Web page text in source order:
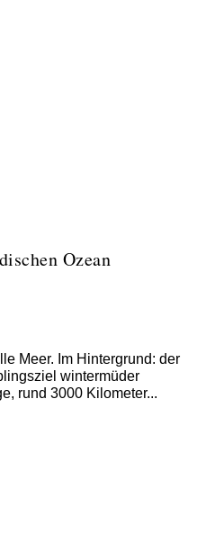
Ozean
Meer. Im Hintergrund: der
wintermüder
rund 3000 Kilometer...